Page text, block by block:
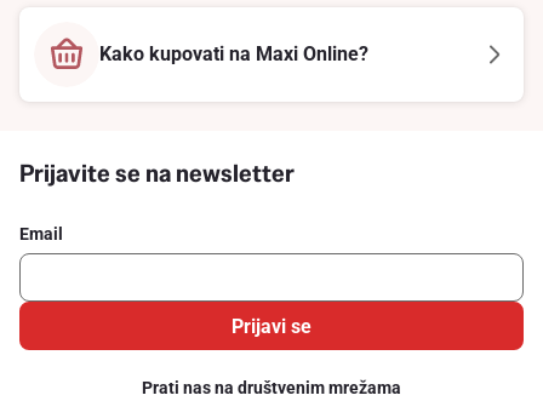
Kako kupovati na Maxi Online?
Prijavite se na newsletter
Email
Prijavi se
Prati nas na društvenim mrežama